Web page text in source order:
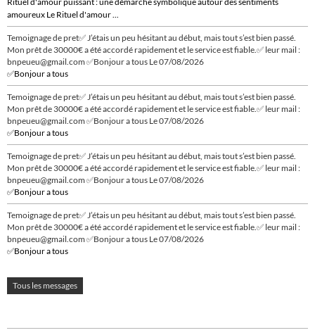
amoureux Le Rituel d'amour ...
Temoignage de pret✅ J’étais un peu hésitant au début, mais tout s’est bien passé.
Mon prêt de 30000€ a été accordé rapidement et le service est fiable.✅ leur mail :
bnpeueu@gmail.com ✅Bonjour a tous Le 07/08/2026
✅Bonjour a tous
Temoignage de pret✅ J’étais un peu hésitant au début, mais tout s’est bien passé.
Mon prêt de 30000€ a été accordé rapidement et le service est fiable.✅ leur mail :
bnpeueu@gmail.com ✅Bonjour a tous Le 07/08/2026
✅Bonjour a tous
Temoignage de pret✅ J’étais un peu hésitant au début, mais tout s’est bien passé.
Mon prêt de 30000€ a été accordé rapidement et le service est fiable.✅ leur mail :
bnpeueu@gmail.com ✅Bonjour a tous Le 07/08/2026
✅Bonjour a tous
Temoignage de pret✅ J’étais un peu hésitant au début, mais tout s’est bien passé.
Mon prêt de 30000€ a été accordé rapidement et le service est fiable.✅ leur mail :
bnpeueu@gmail.com ✅Bonjour a tous Le 07/08/2026
✅Bonjour a tous
Tous les messages